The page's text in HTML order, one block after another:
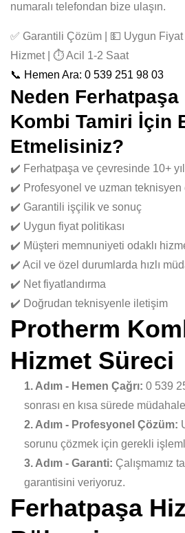
numaralı telefondan bize ulaşın.
✅ Garantili Çözüm | 💵 Uygun Fiyat
Hizmet | ⏱️ Acil 1-2 Saat
📞 Hemen Ara: 0 539 251 98 03
Neden
Kombi Tamiri İçin
Etmelisiniz?
✔️ Ferhatpaşa ve çevresinde 10+
✔️ Profesyonel ve uzman teknisyen
✔️ Garantili işçilik ve sonuç
✔️ Uygun fiyat politikası
✔️ Müşteri memnuniyeti odaklı
✔️ Acil ve özel durumlarda hızlı
✔️ Net fiyatlandırma
✔️ Doğrudan teknisyenle iletişim
Protherm
Hizmet Süreci
1. Adım - Hemen Çağrı: 0 539
sonrası en kısa sürede
2. Adım - Profesyonel Çözüm:
sorunu çözmek için gerekli
3. Adım - Garanti: Çalışmamız
garantisini veriyoruz.
Ferhatpaşa